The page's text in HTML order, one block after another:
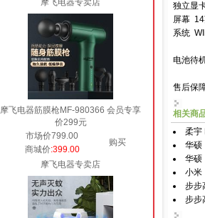
摩飞电器专卖店
摩飞电器筋膜枪MF-980366 会员专享
价299元
市场价799.00
购买
商城价:399.00
摩飞电器专卖店
独立显
屏幕
系统
电池待
售后保
相关商
柔宇
华硕
华硕
小米
步步
步步